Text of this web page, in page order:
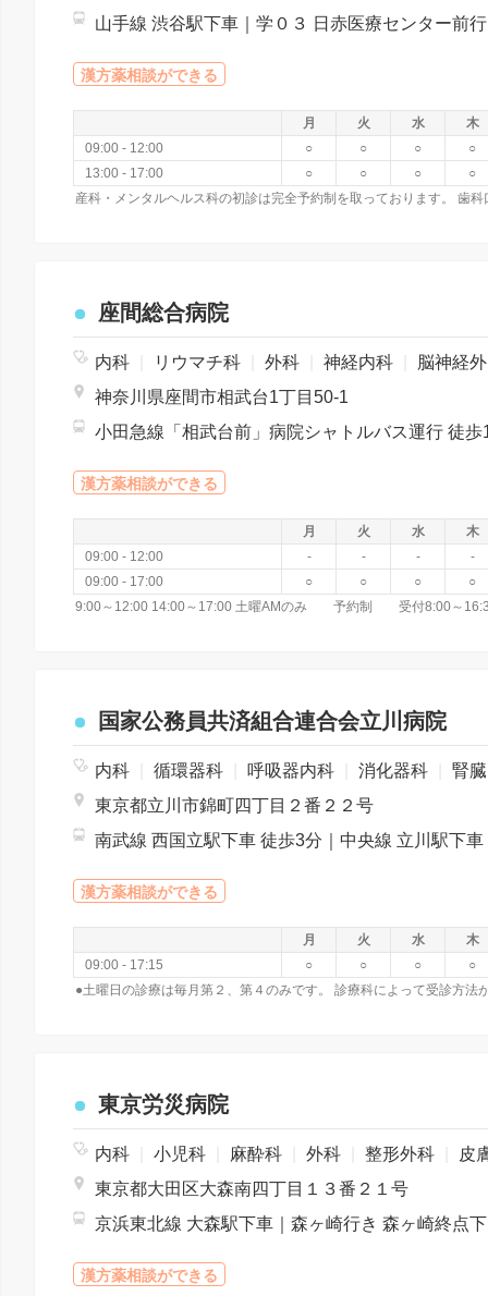
漢方薬相談ができる
月 火 水
木
09:00 - 12:00
○ ○ ○
○
13:00 - 17:00
○ ○ ○ ○
座間総合病院
内科 リウマチ科 外科 神経内科
脳神経外科
神奈川県座間市相武台1丁目50-1
小田急線「相武台前」病院シャトルバス運行 徒歩
漢方薬相談ができる
月 火 水
木
09:00 - 12:00
- - -
-
09:00 - 17:00
○ ○ ○ ○
国家公務員共済組合連合会立川病院
内科 循環器科 呼吸器内科 消化器科
腎臓内科・外科
東京都立川市錦町四丁目２番２２号
漢方薬相談ができる
月 火 水
木
09:00 - 17:15
○ ○ ○ ○
東京労災病院
内科 小児科 麻酔科 外科 整形外科
皮膚
東京都大田区大森南四丁目１３番２１号
漢方薬相談ができる